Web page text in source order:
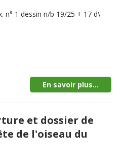
n° 1 dessin n/b 19/25 + 17 d\'
En savoir plus...
et dossier de
de l'oiseau du